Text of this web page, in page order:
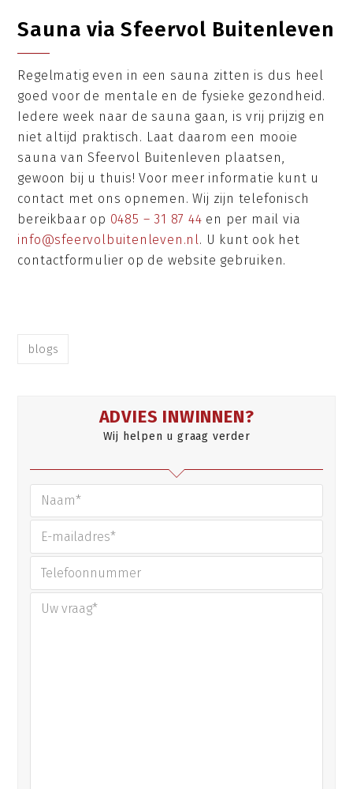
Sauna via Sfeervol Buitenleven
Regelmatig even in een sauna zitten is dus heel
goed voor de mentale en de fysieke gezondheid.
Iedere week naar de sauna gaan, is vrij prijzig en
niet altijd praktisch. Laat daarom een mooie
sauna van Sfeervol Buitenleven plaatsen,
gewoon bij u thuis! Voor meer informatie kunt u
contact met ons opnemen. Wij zijn telefonisch
bereikbaar op 0485 – 31 87 44 en per mail via
info@sfeervolbuitenleven.nl. U kunt ook het
contactformulier op de website gebruiken.
blogs
ADVIES INWINNEN?
Wij helpen u graag verder